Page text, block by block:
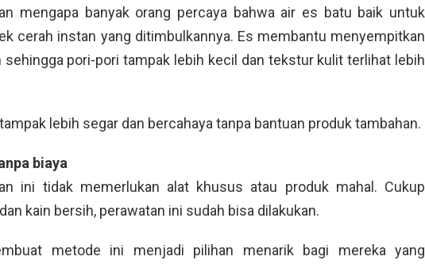
mengapa banyak orang percaya bahwa air es batu baik untuk
cerah instan yang ditimbulkannya. Es membantu menyempitkan
sehingga pori-pori tampak lebih kecil dan tekstur kulit terlihat lebih
lebih segar dan bercahaya tanpa bantuan produk tambahan.
biaya
ini tidak memerlukan alat khusus atau produk mahal. Cukup
kain bersih, perawatan ini sudah bisa dilakukan.
metode ini menjadi pilihan menarik bagi mereka yang